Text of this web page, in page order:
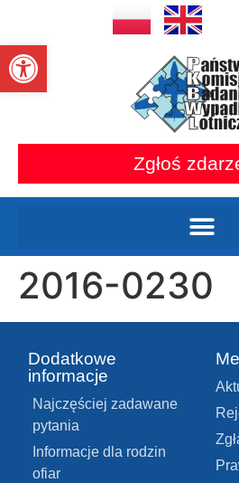
Otwórz pasek narzędzi
Zgłoś
2016-0230
Dodatkowe
informacje
Najczęściej zadawane
pytania
Informacje dla rodzin
ofiar